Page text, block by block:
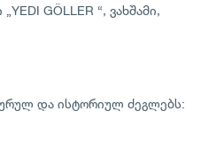
GÖLLER “, ვახშამი,
და ისტორიულ ძეგლებს: